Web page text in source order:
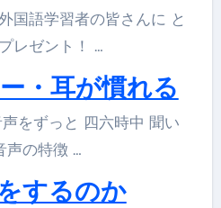
レゼント！ …
・耳が慣れる
声の特徴 …
するのか